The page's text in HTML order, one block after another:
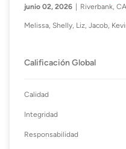
junio 02, 2026
Riverbank, CA
Melissa, Shelly, Liz, Jacob,
Calificación Global
Calidad
Integridad
Responsabilidad